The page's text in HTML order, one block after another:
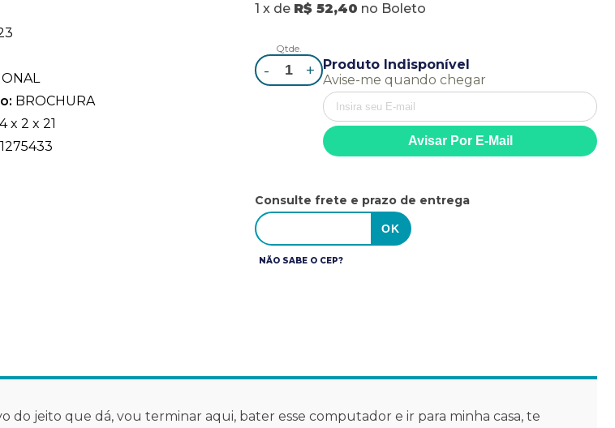
BROCHURA
x 2 x 21
1 x de R$ 52,40 no Boleto
Qtde.
- +
Produto Indisponível
Avise-me quando chegar
Consulte frete e prazo de entrega
NÃO SABE O CEP?
do jeito que dá, vou terminar aqui, bater esse computador e ir para minha casa, te